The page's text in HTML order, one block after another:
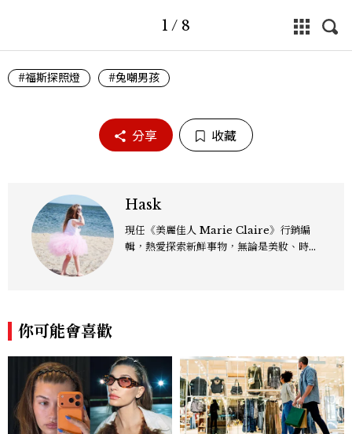
1 / 8
#福斯探照燈 #兔嘲男孩
分享 收藏
Hask
現任《美麗佳人 Marie Claire》行銷編
輯，熱愛探索新鮮事物，無論是美妝、時
你可能會喜歡